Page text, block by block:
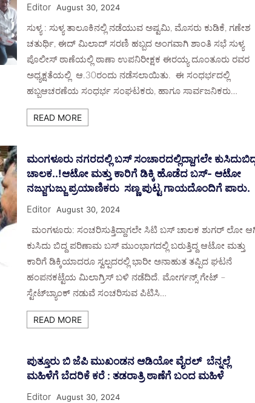
Editor August 30, 2024
ಸುಳ್ಯ : ಸುಳ್ಯ ತಾಲೂಕಿನಲ್ಲಿ ನಡೆಯುವ ಅಷ್ಟಮಿ, ಮೊಸರು ಕುಡಿಕೆ, ಗಣೇಶ
ಚತುರ್ಥಿ, ಈದ್ ಮಿಲಾದ್ ಸರಣಿ ಹಬ್ಬದ ಅಂಗವಾಗಿ ಶಾಂತಿ ಸಭೆ ಸುಳ್ಯ
ಪೊಲೀಸ್ ಠಾಣೆಯಲ್ಲಿ ಠಾಣಾ ಉಪನಿರೀಕ್ಷಕ ಈರಯ್ಯ ದೂಂತೂರು ರವರ
ಅಧ್ಯಕ್ಷತೆಯಲ್ಲಿ ಆ.30ರಂದು ನಡೆಸಲಾಯಿತು. ಈ ಸಂಧರ್ಭದಲ್ಲಿ
ಹಬ್ಬಆಚರಣೆಯ ಸಂಧರ್ಭ ಸಂಘಟಕರು, ಹಾಗೂ ಸಾರ್ವಜನಿಕರು…
READ MORE
ಮಂಗಳೂರು ನಗರದಲ್ಲಿ ಬಸ್ ಸಂಚಾರದಲ್ಲಿದ್ದಾಗಲೇ
ಚಾಲಕ..!ಆಟೋ ಮತ್ತು ಕಾರಿಗೆ ಡಿಕ್ಕಿ ಹೊಡೆದ ಬಸ್- ಆಟೋ
ನಜ್ಜುಗುಜ್ಜು ಪ್ರಯಾಣಿಕರು ಸಣ್ಣ ಪುಟ್ಟ ಗಾಯದೊಂದಿಗೆ ಪಾರು.
Editor August 30, 2024
ಮಂಗಳೂರು: ಸಂಚರಿಸುತ್ತಿದ್ದಾಗಲೇ ಸಿಟಿ ಬಸ್ ಚಾಲಕ ಶುಗರ್ ಲೋ
ಕುಸಿದು ಬಿದ್ದ ಪರಿಣಾಮ ಬಸ್ ಮುಂಭಾಗದಲ್ಲಿ ಬರುತ್ತಿದ್ದ ಆಟೋ ಮತ್ತು
ಕಾರಿಗೆ ಡಿಕ್ಕಿಯಾದರೂ ಸ್ವಲ್ಪದರಲ್ಲಿ ಭಾರೀ ಅನಾಹುತ ತಪ್ಪಿದ ಘಟನೆ
ಹಂಪನಕಟ್ಟೆಯ ಮಿಲಾಗ್ರಿಸ್‌ ಬಳಿ ನಡೆದಿದೆ. ಮೋರ್ಗನ್ಸ್ ಗೇಟ್ –
ಸ್ಟೇಟ್‌ಬ್ಯಾಂಕ್ ನಡುವೆ ಸಂಚರಿಸುವ ಪಿಟಿಸಿ…
READ MORE
ಪುತ್ತೂರು ಬಿ ಜೆಪಿ ಮುಖಂಡನ ಆಡಿಯೋ ವೈರಲ್ ಬೆನ್ನಲ್ಲೆ
ಮಹಿಳೆಗೆ ಬೆದರಿಕೆ ಕರೆ : ತಡರಾತ್ರಿ ಠಾಣೆಗೆ ಬಂದ ಮಹಿಳೆ
Editor August 30, 2024